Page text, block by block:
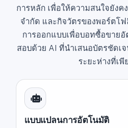
การหลัก เพื่อให้ความสนใจยัง
จำกัด และกิจวัตรของพอร์ตโ
การออกแบบเพื่อบอทซื้อขาย
สอบด้วย AI ที่นำเสนอบัตรชัดเ
ระยะห่างที่เพี
แบบแปลนการอัตโนมัติ